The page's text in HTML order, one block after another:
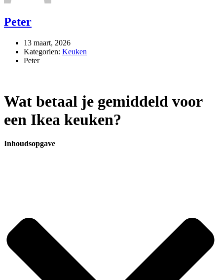
Peter
13 maart, 2026
Kategorien: Keuken
Peter
Wat betaal je gemiddeld voor
een Ikea keuken?
Inhoudsopgave